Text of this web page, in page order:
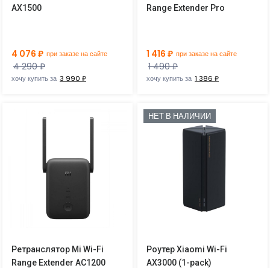
AX1500
4 076 ₽ при заказе на сайте
4 290 ₽
хочу купить за 3 990 ₽
Range Extender Pro
1 416 ₽ при заказе на сайте
1 490 ₽
хочу купить за 1 386 ₽
Ретранслятор Mi Wi-Fi
Range Extender AC1200
НЕТ В НАЛИЧИИ
Роутер Xiaomi Wi-Fi
AX3000 (1-pack)